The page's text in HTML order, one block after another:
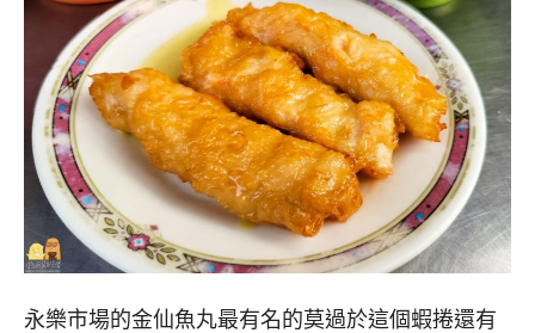
永樂市場的金仙魚丸最有名的莫過於這個蝦捲還有